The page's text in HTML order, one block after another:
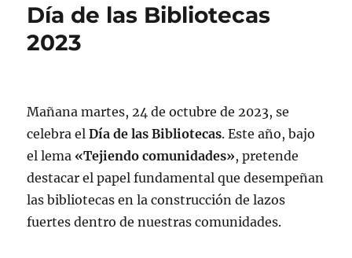
Día de las Bibliotecas
2023
Mañana martes, 24 de octubre de 2023, se
celebra elDía de las Bibliotecas. Este año, bajo
el lema «Tejiendo comunidades», pretende
destacar el papel fundamental que desempeñan
las bibliotecas en la construcción de lazos
fuertes dentro de nuestras comunidades.